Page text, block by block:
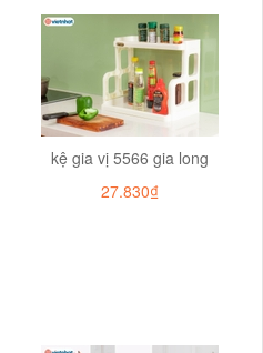
kệ gia vị 5566 gia long
27.830₫